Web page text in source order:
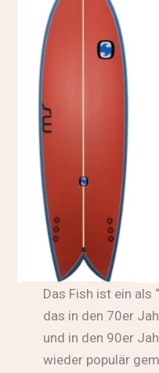
Das Fish ist ein als
das in den 70er
und in den 90er
wieder populär